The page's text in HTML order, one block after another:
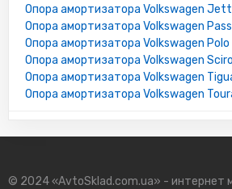
Опора амортизатора Volkswagen
Опора амортизатора Volkswagen
Опора амортизатора Volkswagen Polo
Опора амортизатора Volkswagen
Опора амортизатора Volkswagen
Опора амортизатора Volkswagen
© 2024 «AvtoSklad.com.ua» - интернет